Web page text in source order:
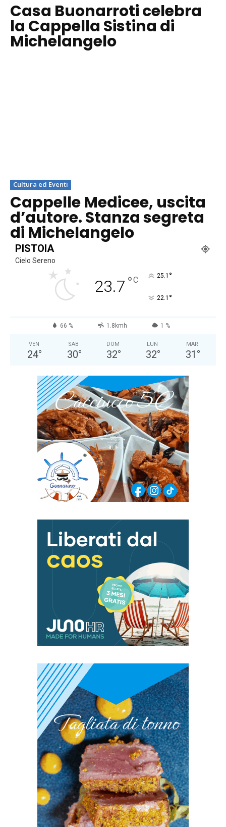
Casa Buonarroti celebra
la Cappella Sistina di
Michelangelo
Cultura ed Eventi
Cappelle Medicee, uscita
d’autore. Stanza segreta
di Michelangelo
PISTOIA
Cielo Sereno
23.7 °C 25.1 °
22.1 °
66 % 1.8kmh 1 %
VEN
24°
SAB
30°
DOM
32°
LUN
32°
MAR
31 °